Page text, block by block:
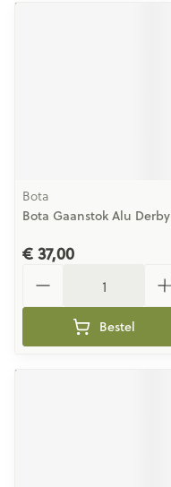
Bota
Bota Gaanstok Alu Derby
€ 37,00
Bestel